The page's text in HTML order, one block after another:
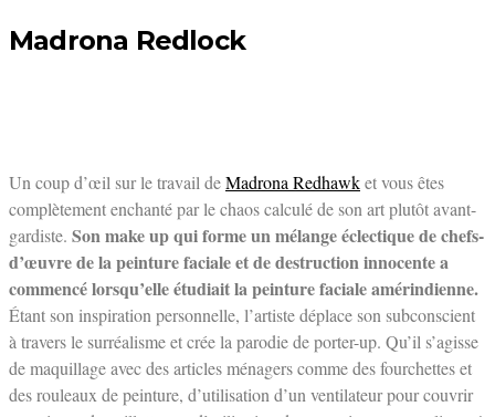
Madrona Redlock
Un coup d’œil sur le travail deMadrona Redhawket vous êtes
complètement enchanté par le chaos calculé de son art plutôt avant-
gardiste. Son make up qui forme un mélange éclectique de chefs-
d’œuvre de la peinture faciale et de destruction innocente a
commencé lorsqu’elle étudiait la peinture faciale amérindienne.
Étant son inspiration personnelle, l’artiste déplace son subconscient
à travers le surréalisme et crée la parodie de porter-up. Qu’il s’agisse
de maquillage avec des articles ménagers comme des fourchettes et
des rouleaux de peinture, d’utilisation d’un ventilateur pour couvrir